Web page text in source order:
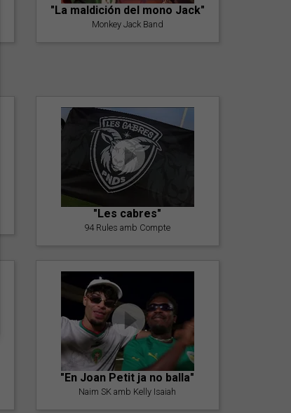
"La maldición del mono Jack"
Monkey Jack Band
"Les cabres"
94 Rules amb Compte
"En Joan Petit ja no balla"
Naim SK amb Kelly Isaiah